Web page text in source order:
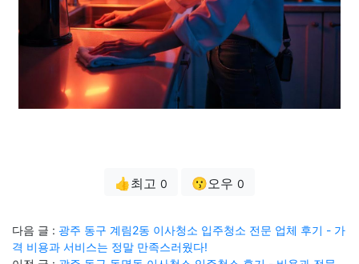
👍최고 0 😗오우 0
다음 글 : 광주 동구 계림2동 이사청소 입주청소 전문 업체 후기 - 가
격 비용과 서비스는 정말 만족스러웠다!